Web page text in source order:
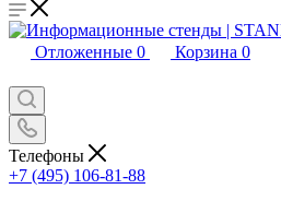
Отложенные 0 Корзина 0
Телефоны
+7 (495) 106-81-88